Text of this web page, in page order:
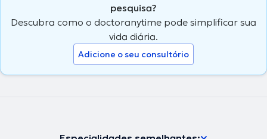
pesquisa?
Descubra como o doctoranytime pode simplificar sua
vida diária.
Adicione o seu consultório